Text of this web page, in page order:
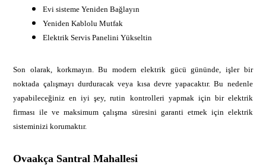
Evi sisteme Yeniden Bağlayın
Yeniden Kablolu Mutfak
Elektrik Servis Panelini Yükseltin
Son olarak, korkmayın. Bu modern elektrik gücü gününde, işler bir
noktada çalışmayı durduracak veya kısa devre yapacaktır. Bu nedenle
yapabileceğiniz en iyi şey, rutin kontrolleri yapmak için bir elektrik
firması ile ve maksimum çalışma süresini garanti etmek için elektrik
sisteminizi korumaktır.
Ovaakça Santral Mahallesi